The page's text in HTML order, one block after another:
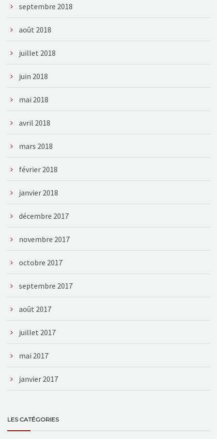
septembre 2018
août 2018
juillet 2018
juin 2018
mai 2018
avril 2018
mars 2018
février 2018
janvier 2018
décembre 2017
novembre 2017
octobre 2017
septembre 2017
août 2017
juillet 2017
mai 2017
janvier 2017
LES CATÉGORIES